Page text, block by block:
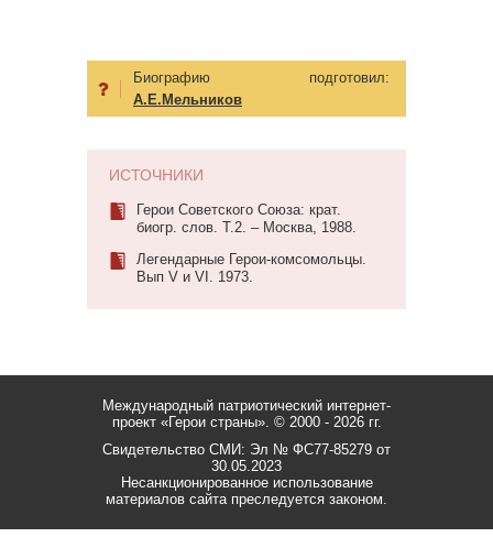
Биографию подготовил:
А.Е.Мельников
ИСТОЧНИКИ
Герои Советского Союза: крат.
биогр. слов. Т.2. – Москва, 1988.
Легендарные Герои-комсомольцы.
Вып V и VI. 1973.
Международный патриотический интернет-
проект «Герои страны». © 2000 - 2026 гг.
Свидетельство СМИ: Эл № ФС77-85279 от
30.05.2023
Несанкционированное использование
материалов сайта преследуется законом.